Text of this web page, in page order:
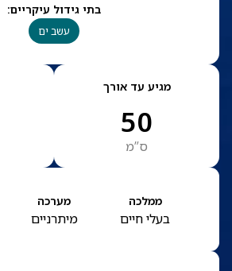
בתי גידול עיקריים:
עשב ים
מגיע עד אורך
50
ס”מ
ממלכה
בעלי חיים
מערכה
מיתרניים